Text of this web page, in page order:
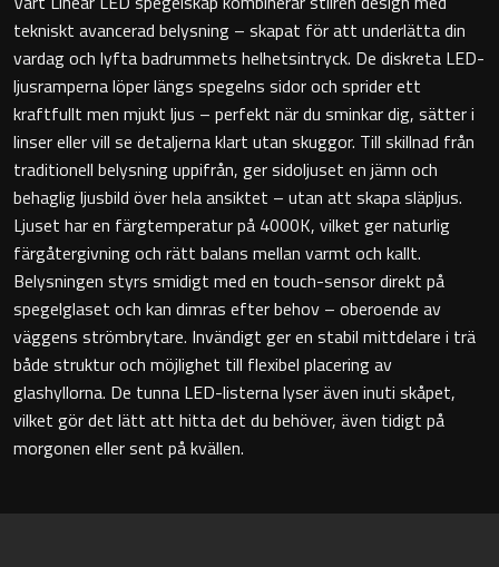
Badkarshandtag
Duschkorgar
Hyllor
Sminkspeglar
Speglar utan belysning
Toalettborstset
Belysning
tekniskt avancerad belysning – skapat för att underlätta din
vardag och lyfta badrummets helhetsintryck. De diskreta LED-
ljusramperna löper längs spegelns sidor och sprider ett
kraftfullt men mjukt ljus – perfekt när du sminkar dig, sätter i
linser eller vill se detaljerna klart utan skuggor. Till skillnad från
traditionell belysning uppifrån, ger sidoljuset en jämn och
behaglig ljusbild över hela ansiktet – utan att skapa släpljus.
Ljuset har en färgtemperatur på 4000K, vilket ger naturlig
färgåtergivning och rätt balans mellan varmt och kallt.
Belysningen styrs smidigt med en touch-sensor direkt på
spegelglaset och kan dimras efter behov – oberoende av
väggens strömbrytare. Invändigt ger en stabil mittdelare i trä
både struktur och möjlighet till flexibel placering av
glashyllorna. De tunna LED-listerna lyser även inuti skåpet,
vilket gör det lätt att hitta det du behöver, även tidigt på
morgonen eller sent på kvällen.